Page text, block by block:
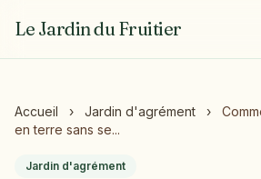
Le Jardin du Fruitier
Accueil › Jardin d'agrément ›
en terre sans se...
Jardin d'agrément